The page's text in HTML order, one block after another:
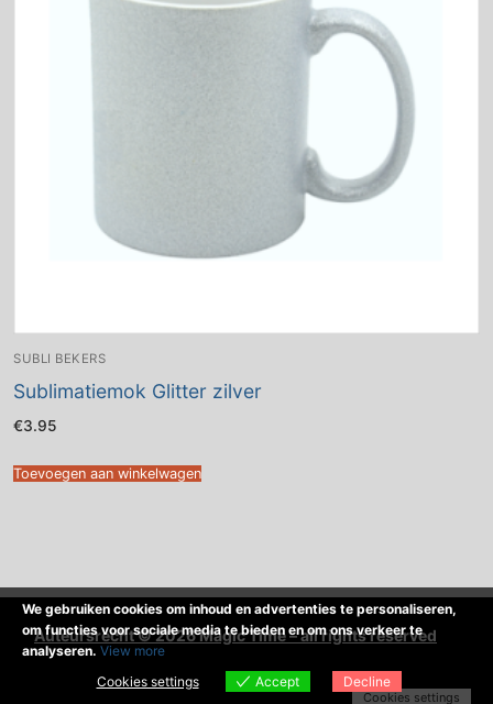
SUBLI BEKERS
Sublimatiemok Glitter zilver
€3.95
Toevoegen aan winkelwagen
Auteursrecht © 2026 Magic Time – all rights reserved
We gebruiken cookies om inhoud en advertenties te personaliseren,
om functies voor sociale media te bieden en om ons verkeer te
analyseren. View more
Cookies settings
Accept Decline
Cookies settings